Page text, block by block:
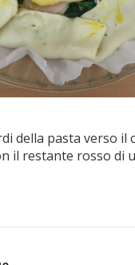
della pasta verso il
il restante rosso di